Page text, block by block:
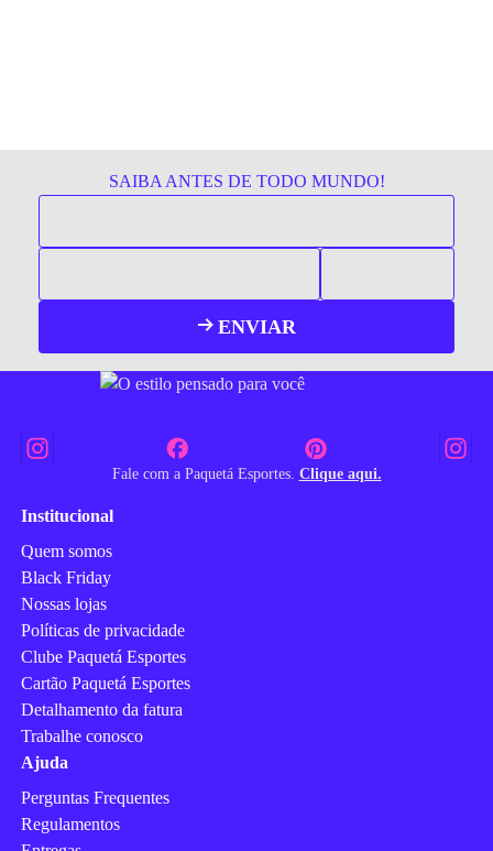
SAIBA ANTES DE TODO MUNDO!
ENVIAR
Fale com a Paquetá Esportes. Clique aqui.
Institucional
Quem somos
Black Friday
Nossas lojas
Políticas de privacidade
Clube Paquetá Esportes
Cartão Paquetá Esportes
Detalhamento da fatura
Trabalhe conosco
Ajuda
Perguntas Frequentes
Regulamentos